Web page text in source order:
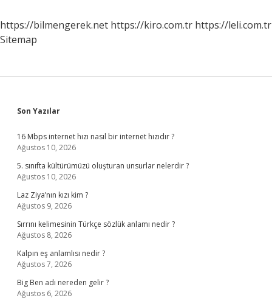
https://bilmengerek.net https://kiro.com.tr https://leli.com.tr
Sitemap
Sidebar
Son Yazılar
16 Mbps internet hızı nasıl bir internet hızıdır ?
Ağustos 10, 2026
5. sınıfta kültürümüzü oluşturan unsurlar nelerdir ?
Ağustos 10, 2026
Laz Ziya’nın kızı kim ?
Ağustos 9, 2026
Sırrını kelimesinin Türkçe sözlük anlamı nedir ?
Ağustos 8, 2026
Kalpın eş anlamlısı nedir ?
Ağustos 7, 2026
Big Ben adı nereden gelir ?
Ağustos 6, 2026